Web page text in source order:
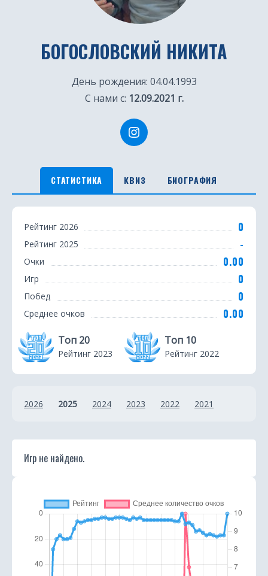
БОГОСЛОВСКИЙ НИКИТА
День рождения: 04.04.1993
С нами с: 12.09.2021 г.
СТАТИСТИКА КВИЗ БИОГРАФИЯ
С
т
и
Рейтинг 2026 0
Рейтинг 2025 -
Очки 0.00
Игр 0
Побед 0
Среднее очков 0.00
Топ 20
Рейтинг 2023
Топ 10
Рейтинг 2022
2026 2025 2024 2023 2022 2021
Игр не найдено.